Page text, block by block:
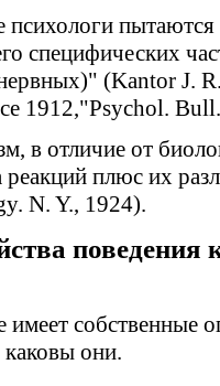
психологи
специфических
(Kantor J.
1912,"Psychol.
в отличие от
реакций плюс их
N. Y., 1924).
поведения
собственные
они.